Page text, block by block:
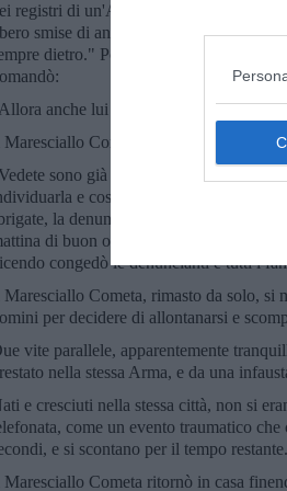
registri di un'Associazione senza fini
smise di andare in bicicletta, e
dietro." Poi, esclamando con
anche lui era un revisore dei
Maresciallo Cometa tagliò il discorso
sono già due punti di contatto.
e così poi sarà più facile
la denuncia è stata spedita, le
di buon ora verranno due cinofili
congedò le denuncianti e tutti i
Maresciallo Cometa, rimasto da solo, si
per decidere di allontanarsi e
vite parallele, apparentemente
nella stessa Arma, e da una
e cresciuti nella stessa città, non si
come un evento traumatico
e si scontano per il tempo restante.
Maresciallo Cometa ritornò in casa